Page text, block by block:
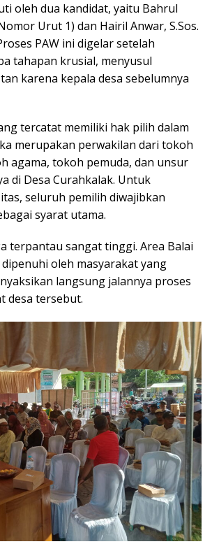
oleh dua kandidat, yaitu Bahrul
Urut 1) dan Hairil Anwar, S.Sos.
PAW ini digelar setelah
tahapan krusial, menyusul
karena kepala desa sebelumnya
tercatat memiliki hak pilih dalam
merupakan perwakilan dari tokoh
agama, tokoh pemuda, dan unsur
di Desa Curahkalak. Untuk
seluruh pemilih diwajibkan
syarat utama.
terpantau sangat tinggi. Area Balai
oleh masyarakat yang
langsung jalannya proses
desa tersebut.